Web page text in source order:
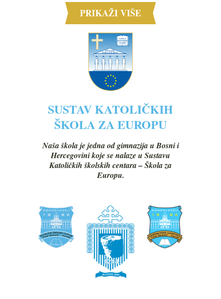
PRIKAŽI VIŠE
SUSTAV KATOLIČKIH
ŠKOLA ZA EUROPU
Naša škola je jedna od gimnazija u Bosni i
Hercegovini koje se nalaze u Sustavu
Katoličkih školskih centara – Škola za
Europu.